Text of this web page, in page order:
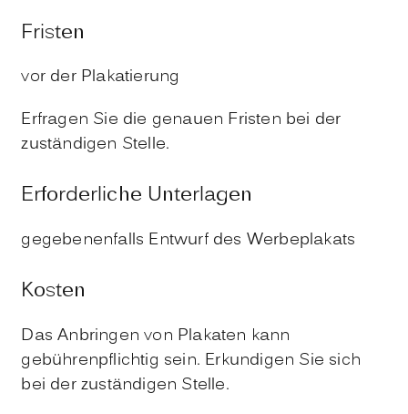
Fristen
vor der Plakatierung
Erfragen Sie die genauen Fristen bei der
zuständigen Stelle.
Erforderliche Unterlagen
gegebenenfalls Entwurf des Werbeplakats
Kosten
Das Anbringen von Plakaten kann
gebührenpflichtig sein. Erkundigen Sie sich
bei der zuständigen Stelle.